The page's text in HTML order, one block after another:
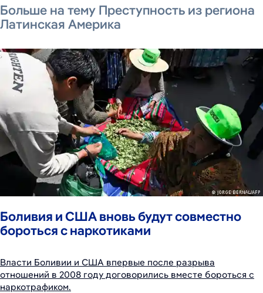
Больше на тему Преступность из региона
Латинская Америка
Боливия и США вновь будут совместно
бороться с наркотиками
Власти Боливии и США впервые после разрыва
отношений в 2008 году договорились вместе бороться с
наркотрафиком.
17 июня 2026 г.
29 октября 2025 г.
19 октября 2024 г.